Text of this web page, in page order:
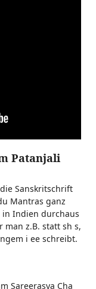
Patanjali
Sanskritschrift
Mantras ganz
Indien durchaus
man z.B. statt sh s,
i ee schreibt.
Sareerasya Cha